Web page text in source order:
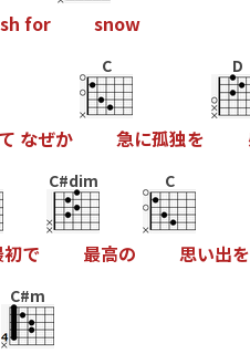
sh for snow
て なぜか
C
急に孤独を
D
初で
C#dim
最高の
C
思い出を
C#m